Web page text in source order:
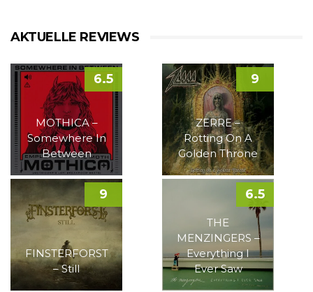
AKTUELLE REVIEWS
MOTHICA –
Somewhere In
Between
6.5
ZERRE –
Rotting On A
Golden Throne
9
FINSTERFORST
– Still
9
THE
MENZINGERS –
Everything I
Ever Saw
6.5